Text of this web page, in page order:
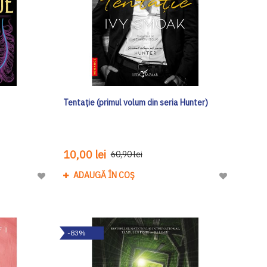
Adaugă
Dorinte
Tentație (primul volum din seria Hunter)
10,00 lei 60,90 lei
ADAUGĂ ÎN COȘ
Adaugă
-83%